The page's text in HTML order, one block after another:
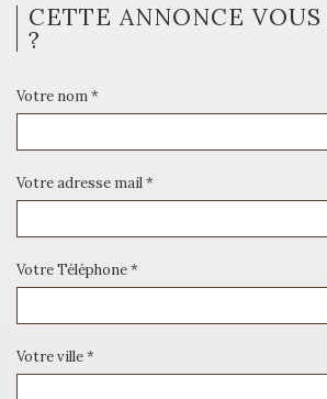
CETTE ANNONCE
?
Votre nom *
Votre adresse mail *
Votre Téléphone *
Votre ville *